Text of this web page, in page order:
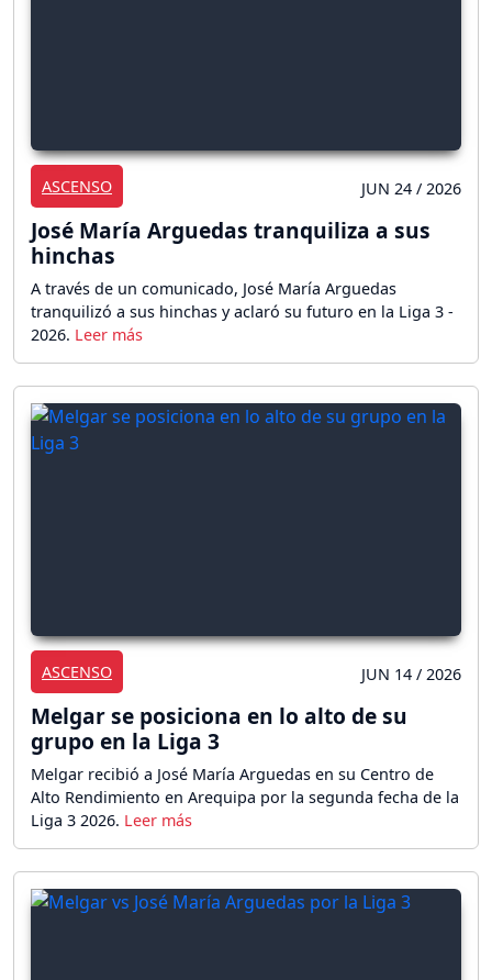
ASCENSO JUN 24 / 2026
José María Arguedas tranquiliza a sus
hinchas
A través de un comunicado, José María Arguedas
tranquilizó a sus hinchas y aclaró su futuro en la Liga 3 -
2026.
ASCENSO JUN 14 / 2026
Melgar se posiciona en lo alto de su
grupo en la Liga 3
Melgar recibió a José María Arguedas en su Centro de
Alto Rendimiento en Arequipa por la segunda fecha de la
Liga 3 2026.